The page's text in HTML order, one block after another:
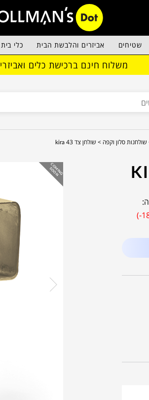
שטיחים אביזרים והלבשת הבית כלי
משלוח חינם ברכישת כלים
שולחנות סלון וקפה > שולחן צד kira 43
(-
C
O
M
IN
G
S
O
O
N